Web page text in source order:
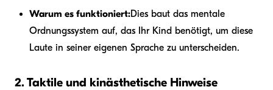
Warum es funktioniert:Dies baut das mentale
Ordnungssystem auf, das Ihr Kind benötigt, um diese
Laute in seiner eigenen Sprache zu unterscheiden.
2. Taktile und kinästhetische Hinweise